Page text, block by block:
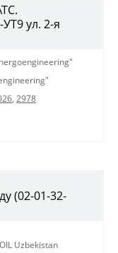
ул. 2-я
, 2978
(02-01-32-
Uzbekistan